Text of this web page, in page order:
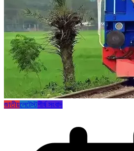
জাতীয়লেটেস্টশীর্ষ সংবাদ